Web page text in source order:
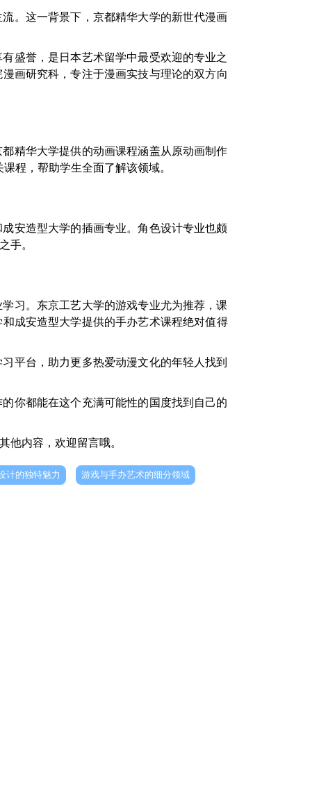
。这一背景下，京都精华大学的新世代漫画
盛誉，是日本艺术留学中最受欢迎的专业之
画研究科，专注于漫画实技与理论的双方向
精华大学提供的动画课程涵盖从原动画制作
程，帮助学生全面了解该领域。
安造型大学的插画专业。角色设计专业也颇
手。
习。东京工艺大学的游戏专业尤为推荐，课
成安造型大学提供的手办艺术课程绝对值得
平台，助力更多热爱动漫文化的年轻人找到
你都能在这个充满可能性的国度找到自己的
他内容，欢迎留言哦。
计的独特魅力 游戏与手办艺术的细分领域